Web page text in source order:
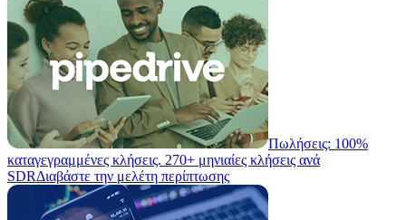
Πωλήσεις: 100%
καταγεγραμμένες κλήσεις. 270+ μηνιαίες κλήσεις ανά
SDRΔιαβάστε την μελέτη περίπτωσης